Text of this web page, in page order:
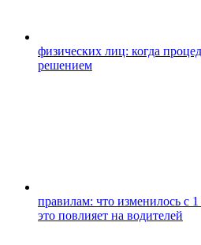
физических лиц: когда
решением
правилам: что изменилось с 1
это повлияет на водителей